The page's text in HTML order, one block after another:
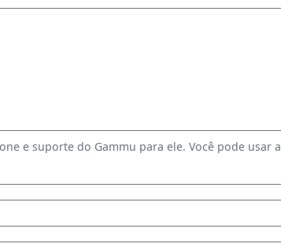
e suporte do Gammu para ele. Você pode usar a